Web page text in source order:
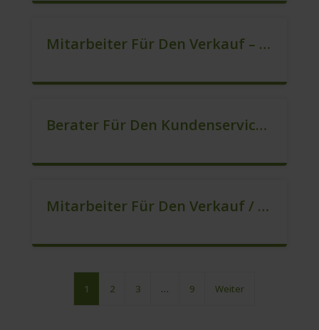
Mitarbeiter Für Den Verkauf – Quereinstieg Möglich (m/w/d)
Berater Für Den Kundenservice (Außendienst) (m/w/d)
Mitarbeiter Für Den Verkauf / Vertrieb (m/w/d)
1 2 3 … 9 Weiter